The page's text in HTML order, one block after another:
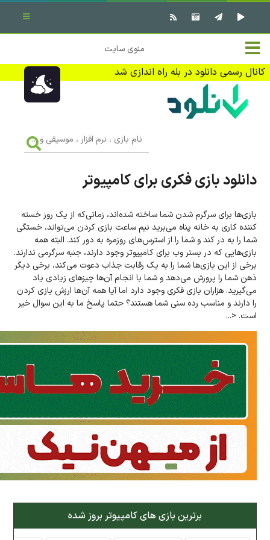
خانه
تماس با ما
تبلیغات
منوی سایت
کانال رسمی دانلود در بله راه اندازی شد
✖ بستن منو
نرم افزار کامپیوتر
بازی کامپیوتر
کتاب
وبلاگ
جهت دریافت آخرین اخبار و اطلاعات ما را در کانال رسمی دانلود در
بله دنبال کنید (ورود)
بازی
،
موسیقی
دانلود بازی فکری برای کامپیوتر
بازی‌ها برای سرگرم شدن شما ساخته شده‌اند، زمانی‌که از یک روز خسته
کننده کاری به خانه پناه می‌برید نیم ساعت بازی کردن می‌تواند، خستگی
شما را به در کند و شما را از استرس‌های روزمره به دور کند. البته همه
بازی‌هایی که در بستر وب برای کامپیوتر وجود دارند، جنبه سرگرمی ندارند.
برخی از این بازی‌ها شما را به یک رقابت جذاب دعوت می‌کند، برخی دیگر
ذهن شما را پرورش می‌دهد و شما با انجام آن‌ها چیزهای زیادی یاد
می‌گیرید. هزاران بازی فکری وجود دارد اما آیا همه آن‌ها ارزش بازی کردن
را دارند و مناسب رده سنی شما هستند؟ حتما پاسخ ما به این سوال خیر
است. <...
برترین بازی های کامپیوتر بروز شده